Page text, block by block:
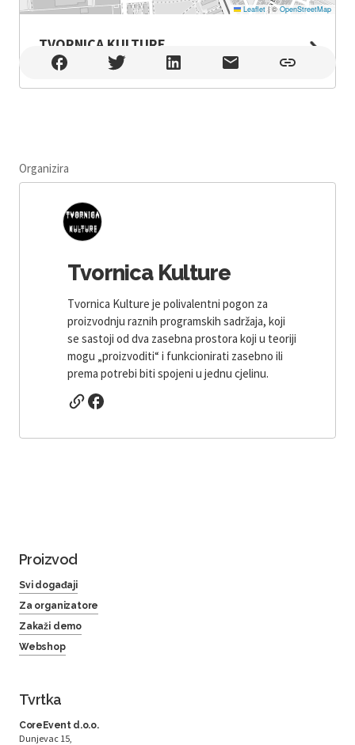
Leaflet |© OpenStreetMap
TVORNICA KULTURE
TVORNICA KULTURE , Zagreb
Organizira
Tvornica Kulture
Tvornica Kulture je polivalentni pogon za
proizvodnju raznih programskih sadržaja, koji
se sastoji od dva zasebna prostora koji u teoriji
mogu „proizvoditi“ i funkcionirati zasebno ili
prema potrebi biti spojeni u jednu cjelinu.
Proizvod
Svi događaji
Za organizatore
Zakaži demo
Webshop
Tvrtka
CoreEvent d.o.o.
Dunjevac 15,